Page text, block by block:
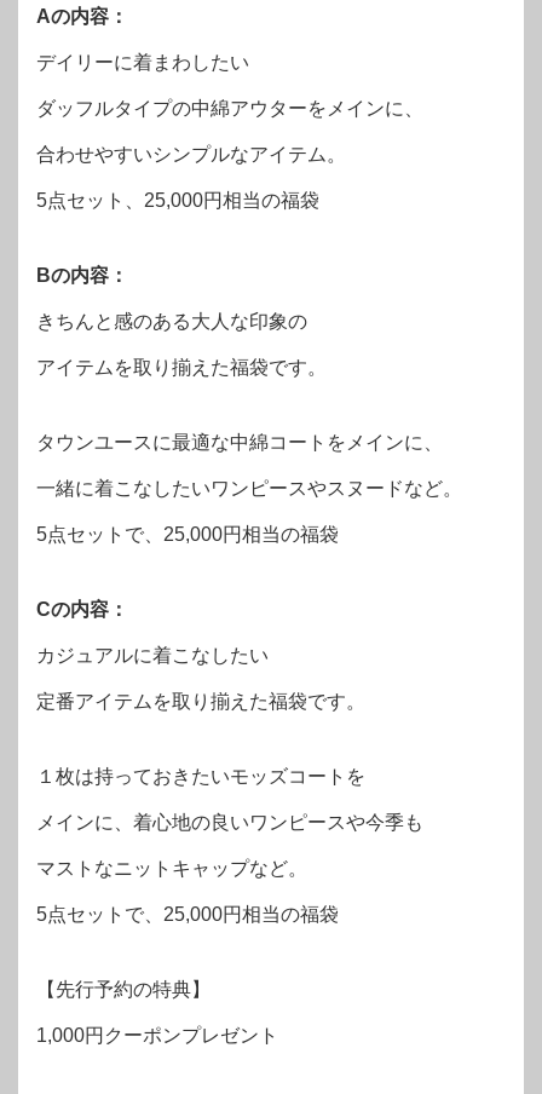
Aの内容：
デイリーに着まわしたい
ダッフルタイプの中綿アウターをメインに、
合わせやすいシンプルなアイテム。
5点セット、25,000円相当の福袋
Bの内容：
きちんと感のある大人な印象の
アイテムを取り揃えた福袋です。
タウンユースに最適な中綿コートをメインに、
一緒に着こなしたいワンピースやスヌードなど。
5点セットで、25,000円相当の福袋
Cの内容：
カジュアルに着こなしたい
定番アイテムを取り揃えた福袋です。
１枚は持っておきたいモッズコートを
メインに、着心地の良いワンピースや今季も
マストなニットキャップなど。
5点セットで、25,000円相当の福袋
【先行予約の特典】
1,000円クーポンプレゼント